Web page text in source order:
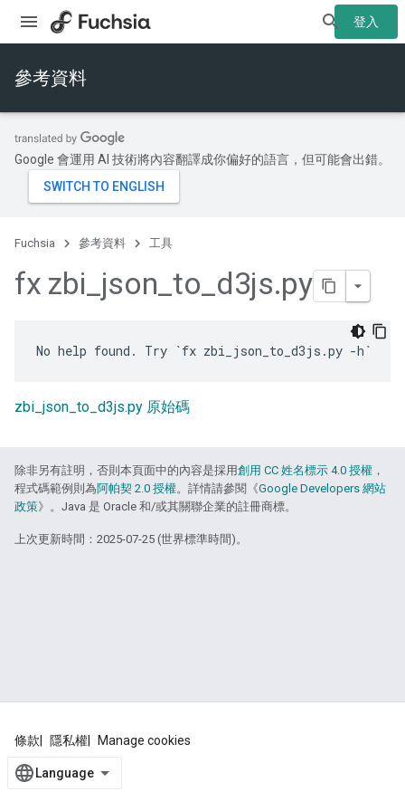
登入
參考資料
Google 會運用 AI 技術將內容翻譯成你偏好的語言，但可能會出錯。
Fuchsia 參考資料 工具
fx zbi_json_to_d3js.py
zbi_json_to_d3js.py 原始碼
除非另有註明，否則本頁面中的內容是採用創用 CC 姓名標示 4.0 授權 ，
程式碼範例則為阿帕契 2.0 授權。詳情請參閱《Google Developers 網站
政策》。Java 是 Oracle 和/或其關聯企業的註冊商標。
上次更新時間：2025-07-25 (世界標準時間)。
條款 隱私權 Manage cookies